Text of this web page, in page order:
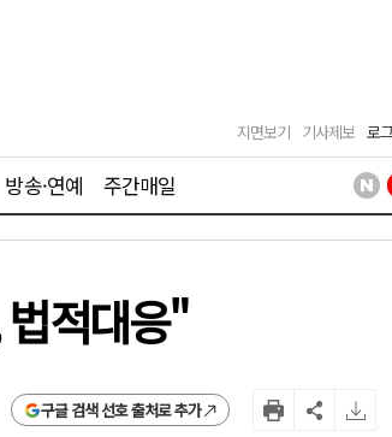
지면보기 기사제보 로
방송·연예 주간매일
적대응"
구글 검색 선호 출처로 추가